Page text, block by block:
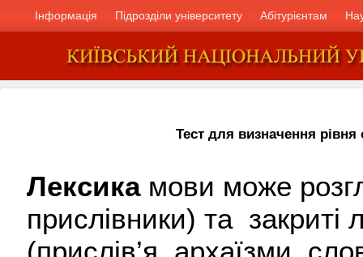
Інформація Підрозділи університету Абітурієнтам
Тест для визначення рівня
Лексикамови може
прислівники) та закриті